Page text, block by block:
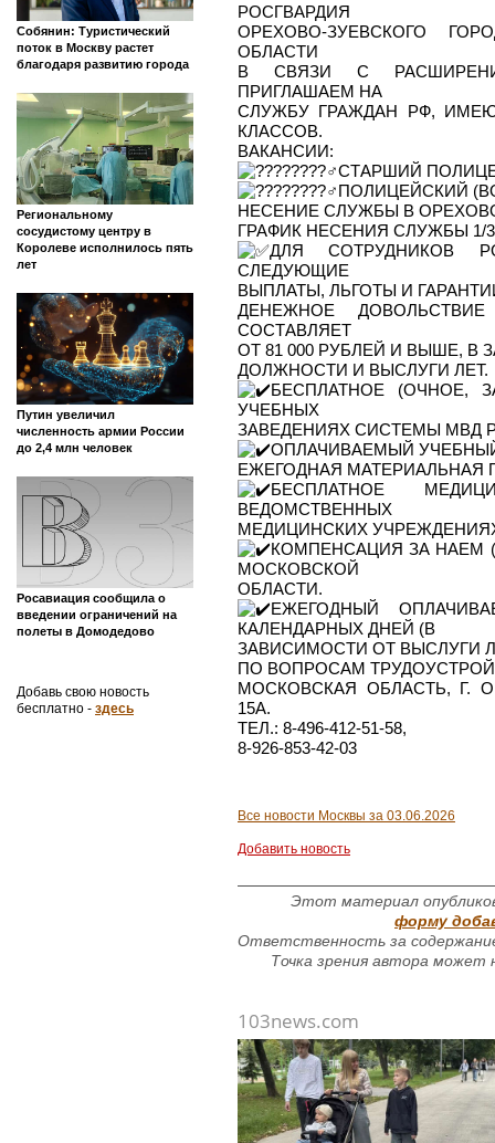
Собянин: Туристический
поток в Москву растет
благодаря развитию города
Региональному
сосудистому центру в
Королеве исполнилось пять
лет
Путин увеличил
численность армии России
до 2,4 млн человек
Росавиация сообщила о
введении ограничений на
полеты в Домодедово
Добавь свою новость
бесплатно - здесь
РОСГВАРДИЯ
ОРЕХОВО-ЗУЕВСКОГО
ОБЛАСТИ
В СВЯЗИ С
ПРИГЛАШАЕМ НА
СЛУЖБУ ГРАЖДАН РФ,
КЛАССОВ.
ВАКАНСИИ:
СТАРШИЙ
ПОЛИЦЕЙСКИЙ
НЕСЕНИЕ СЛУЖБЫ В
ГРАФИК НЕСЕНИЯ СЛУЖБЫ 1/
️ДЛЯ СОТРУДНИКОВ
СЛЕДУЮЩИЕ
ВЫПЛАТЫ, ЛЬГОТЫ И
ДЕНЕЖНОЕ
СОСТАВЛЯЕТ
ОТ 81 000 РУБЛЕЙ И ВЫШЕ,
ДОЛЖНОСТИ И ВЫСЛУГИ ЛЕТ.
БЕСПЛАТНОЕ (ОЧНОЕ,
УЧЕБНЫХ
ЗАВЕДЕНИЯХ СИСТЕМЫ МВД
ОПЛАЧИВАЕМЫЙ
ЕЖЕГОДНАЯ
БЕСПЛАТНОЕ
ВЕДОМСТВЕННЫХ
МЕДИЦИНСКИХ
КОМПЕНСАЦИЯ ЗА
МОСКОВСКОЙ
ОБЛАСТИ.
ЕЖЕГОДНЫЙ
КАЛЕНДАРНЫХ ДНЕЙ (В
ЗАВИСИМОСТИ ОТ ВЫСЛУГИ
ПО ВОПРОСАМ
МОСКОВСКАЯ ОБЛАСТЬ, Г.
15А.
ТЕЛ.: 8-496-412-51-58,
8-926-853-42-03
Все новости Москвы за 03.06.2026
Добавить новость
Этот материал
форму
Ответственность за
Точка зрения автора может
103news.com